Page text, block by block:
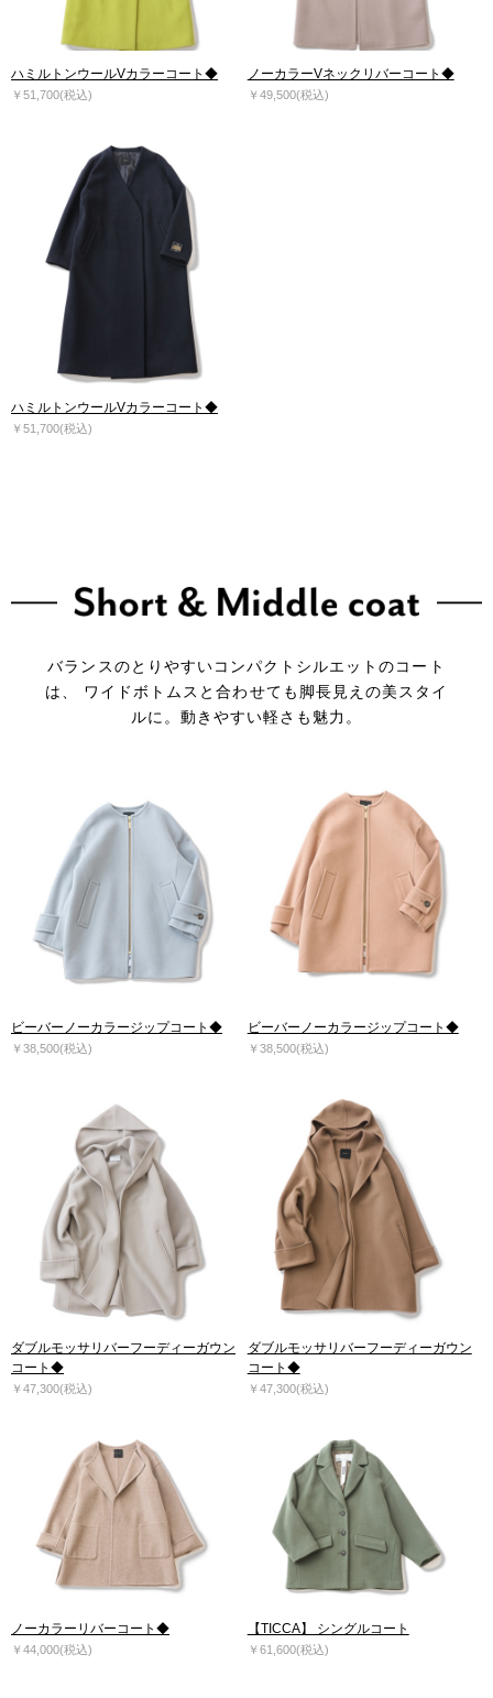
ハミルトンウールVカラーコート◆
￥51,700(税込)
ノーカラーVネックリバーコート◆
￥49,500(税込)
ハミルトンウールVカラーコート◆
￥51,700(税込)
バランスのとりやすいコンパクトシルエットのコート
は、
ワイドボトムスと合わせても脚長見えの美スタイ
ルに。動きやすい軽さも魅力。
ビーバーノーカラージップコート◆
￥38,500(税込)
ビーバーノーカラージップコート◆
￥38,500(税込)
ダブルモッサリバーフーディーガウン
コート◆
￥47,300(税込)
ダブルモッサリバーフーディーガウン
コート◆
￥47,300(税込)
ノーカラーリバーコート◆
￥44,000(税込)
【TICCA】 シングルコート
￥61,600(税込)